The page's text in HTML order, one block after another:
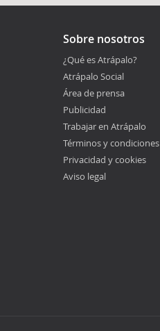
Sobre nosotros
¿Qué es Atrápalo?
Atrápalo Social
Área de prensa
Publicidad
Trabajar en Atrápalo
Términos y
Privacidad y cookies
Aviso legal